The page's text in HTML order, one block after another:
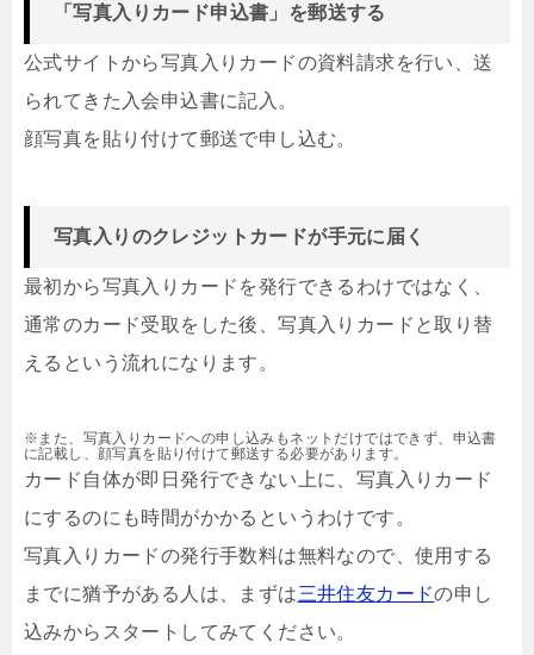
「写真入りカード申込書」を郵送する
公式サイトから写真入りカードの資料請求を行い、送
られてきた入会申込書に記入。
顔写真を貼り付けて郵送で申し込む。
写真入りのクレジットカードが手元に届く
最初から写真入りカードを発行できるわけではなく、
通常のカード受取をした後、写真入りカードと取り替
えるという流れになります。
※また、写真入りカードへの申し込みもネットだけではできず、申込書
に記載し、顔写真を貼り付けて郵送する必要があります。
カード自体が即日発行できない上に、写真入りカード
にするのにも時間がかかるというわけです。
写真入りカードの発行手数料は無料なので、使用する
までに猶予がある人は、まずは三井住友カードの申し
込みからスタートしてみてください。